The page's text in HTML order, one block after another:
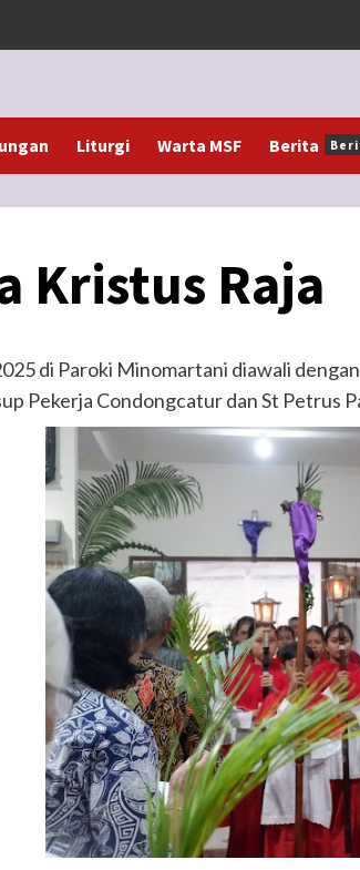
Liturgi Warta MSF Berita
Kristus Raja
di Paroki Minomartani diawali
Pekerja Condongcatur dan St Petrus